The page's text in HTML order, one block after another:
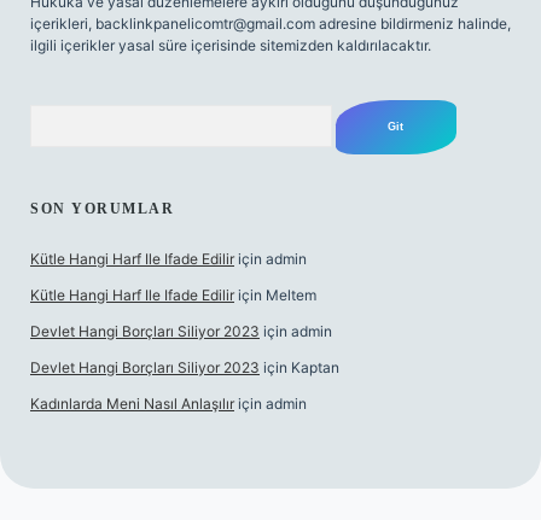
içerikleri, backlinkpanelicomtr@gmail.com adresine bildirmeniz halinde,
ilgili içerikler yasal süre içerisinde sitemizden kaldırılacaktır.
SON YORUMLAR
Kütle Hangi Harf Ile Ifade Edilir için admin
Kütle Hangi Harf Ile Ifade Edilir için Meltem
Devlet Hangi Borçları Siliyor 2023 için admin
Devlet Hangi Borçları Siliyor 2023 için Kaptan
Kadınlarda Meni Nasıl Anlaşılır için admin